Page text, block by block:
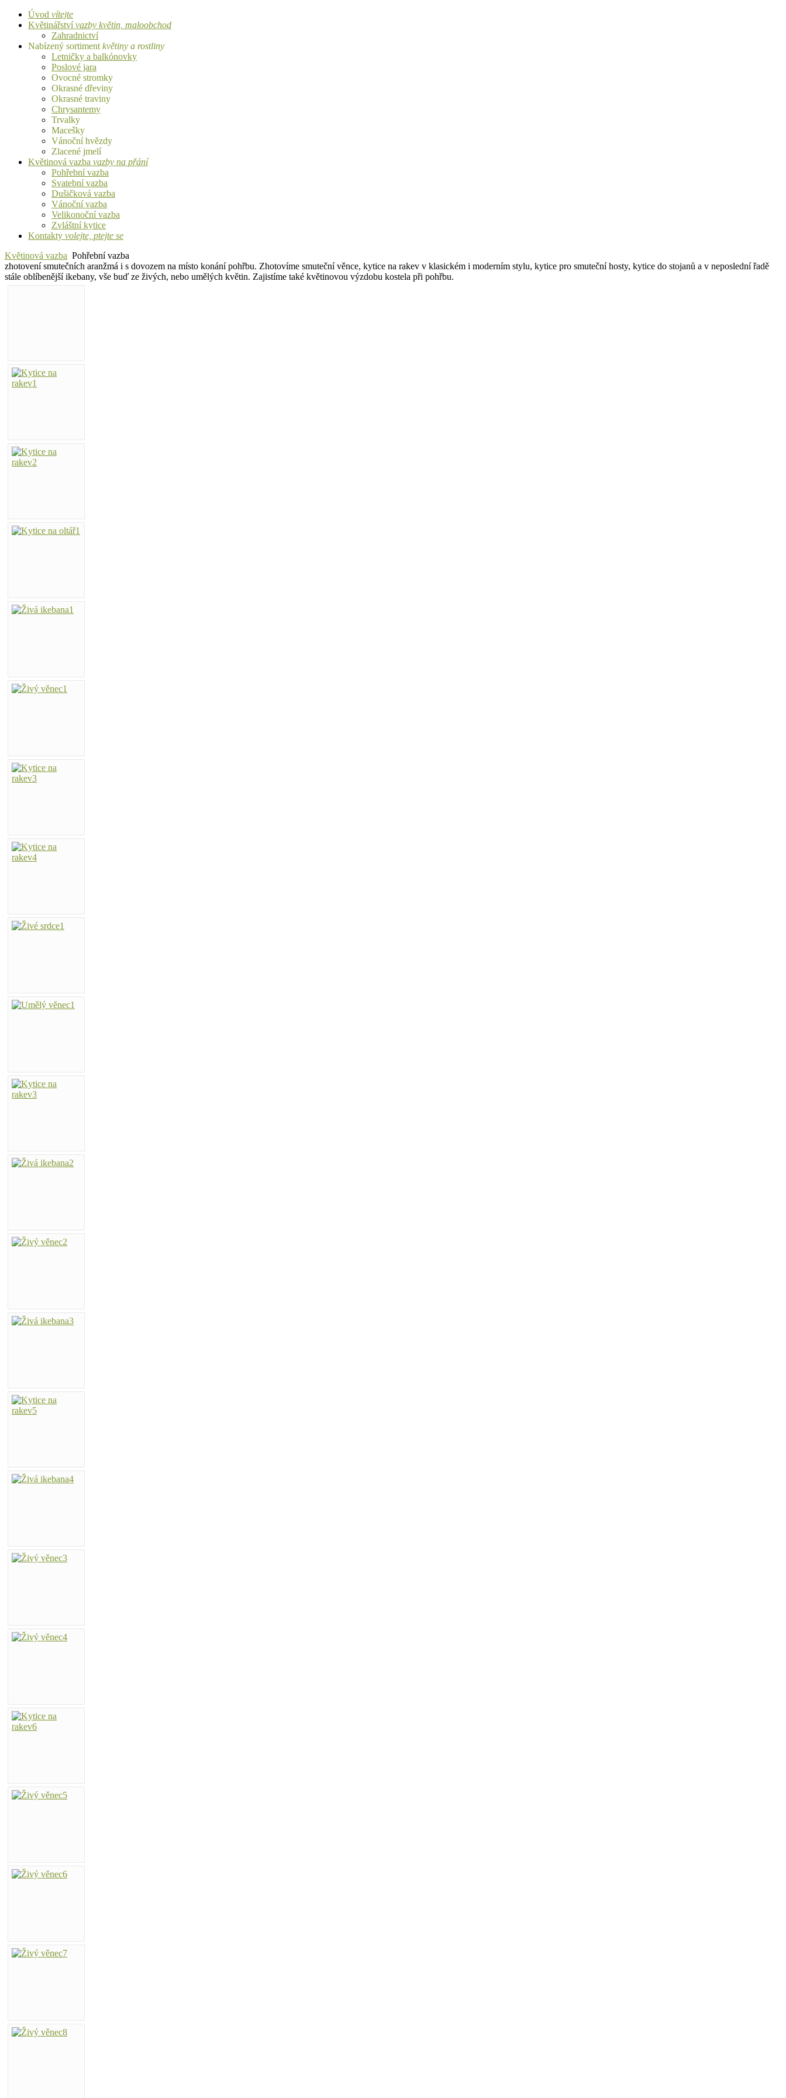
Úvod vítejte
Květinářstvívazby květin, maloobchod
Zahradnictví
Nabízený sortiment květiny a rostliny
Letničky a balkónovky
Poslové jara
Ovocné stromky
Okrasné dřeviny
Okrasné traviny
Chrysantemy
Trvalky
Macešky
Vánoční hvězdy
Zlacené jmelí
Květinová vazba vazby na přání
Pohřební vazba
Svatební vazba
Dušičková vazba
Vánoční vazba
Velikonoční vazba
Zvláštní kytice
Kontakty volejte, ptejte se
Květinová vazba Pohřební vazba
zhotovení smutečních aranžmá i s dovozem na místo konání pohřbu. Zhotovíme smuteční věnce, kytice na rakev v klasickém i moderním stylu, kytice pro smuteční hosty, kytice do stojanů a v neposlední řadě
stále oblíbenější ikebany, vše buď ze živých, nebo umělých květin. Zajistíme také květinovou výzdobu kostela při pohřbu.